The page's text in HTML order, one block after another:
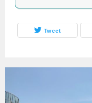
Tweet